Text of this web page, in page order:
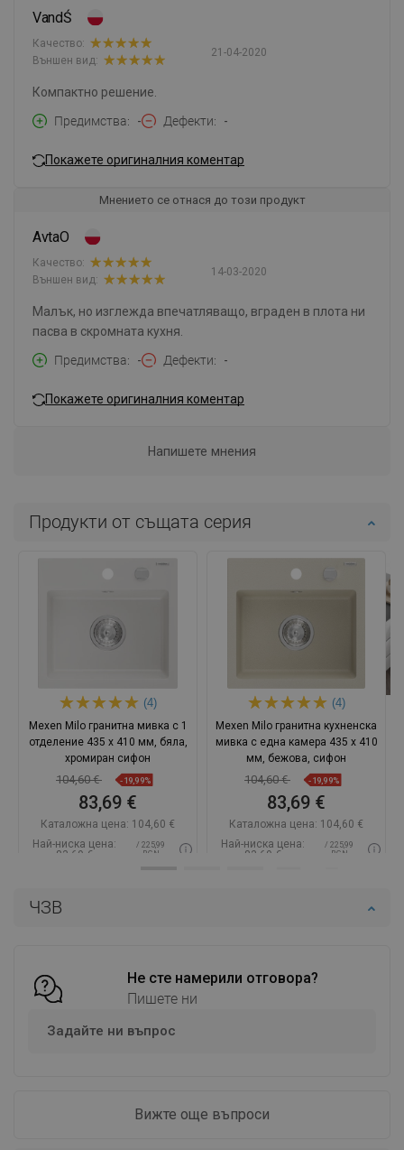
ЧЗВ
Не сте намерили отговора?
Пишете ни
Задайте ни въпрос
Вижте още въпроси
VandŚ
21-04-2020
Качество:
Външен вид:
Компактно решение.
Предимства
- Дефекти -
Покажете оригиналния коментар
Мнението се отнася до този продукт
AvtaO
14-03-2020
Качество:
Външен вид:
Малък, но изглежда впечатляващо, вграден в плота ни
пасва в скромната кухня.
Предимства
- Дефекти -
Покажете оригиналния коментар
Напишете мнения
Продукти от същата серия
(4)
Mexen Milo гранитна мивка с 1
отделение 435 x 410 мм, бяла,
хромиран сифон
104,60 € -19,99%
83,69 €
Каталожна цена: 104,60 €
Най-ниска цена:
83,69 €
/ 225,99
BGN
Добави в количката
(4)
Mexen Milo гранитна кухненска
мивка с една камера 435 x 410
мм, бежова, сифон
104,60 € -19,99%
83,69 €
Каталожна цена: 104,60 €
Най-ниска цена:
83,69 €
/ 225,99
BGN
Добави в количката